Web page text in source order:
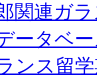
関連ガ
ータベ
ンス留